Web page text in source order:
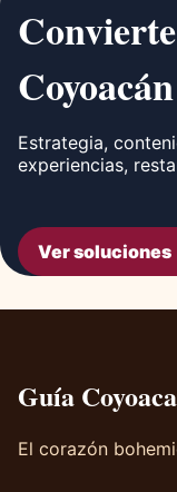
Estrategia,
experiencias,
Ver soluciones
Guía
El corazón